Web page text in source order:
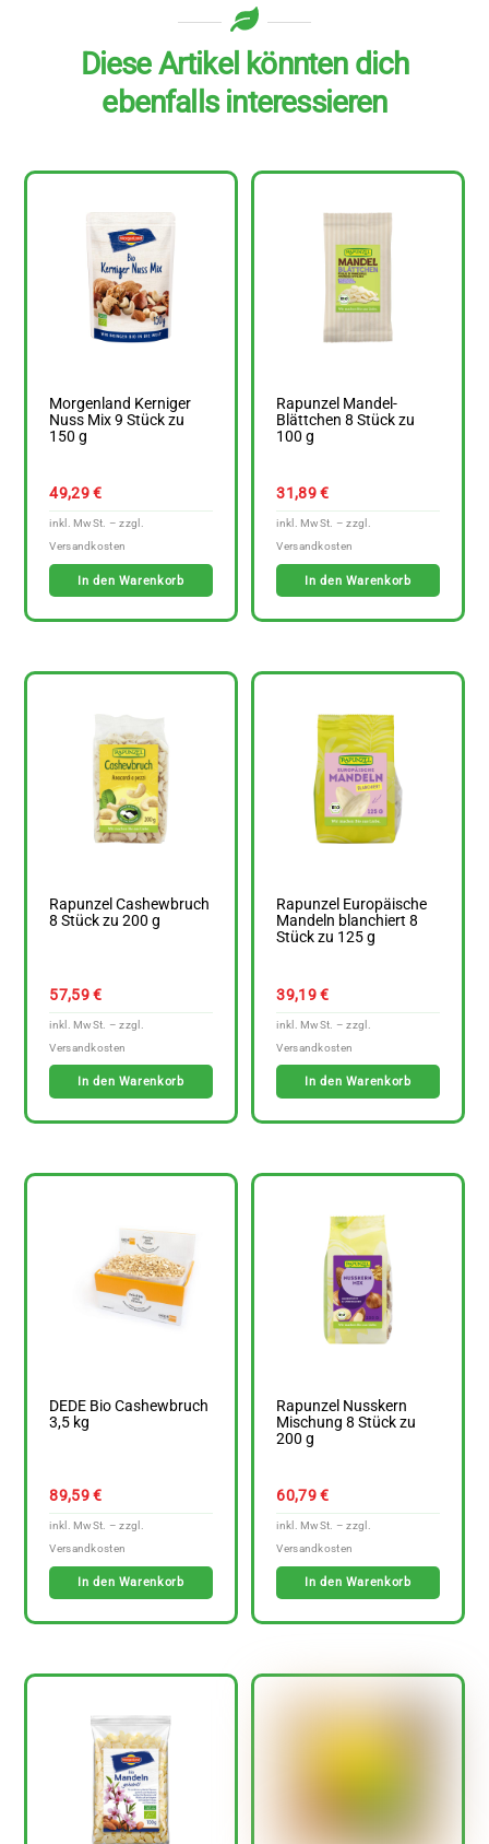
Diese Artikel könnten dich
ebenfalls interessieren
Morgenland Kerniger
Nuss Mix 9 Stück zu
150 g
49,29€
In den Warenkorb
Rapunzel Mandel-
Blättchen 8 Stück zu
100 g
31,89€
In den Warenkorb
Rapunzel Cashewbruch
8 Stück zu 200 g
57,59€
In den Warenkorb
Rapunzel Europäische
Mandeln blanchiert 8
Stück zu 125 g
39,19€
In den Warenkorb
DEDE Bio Cashewbruch
3,5 kg
89,59€
In den Warenkorb
Rapunzel Nusskern
Mischung 8 Stück zu
200 g
60,79€
In den Warenkorb